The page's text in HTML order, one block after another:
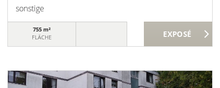
sonstige
755 m²
FLÄCHE